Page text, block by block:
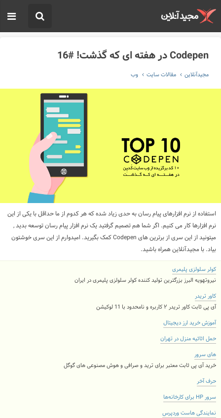
Codepen در هفته ای که گذشت! #16
مجیدآنلاین مقالات سایت وب
استفاده از نرم افزارهای پیام رسان به حدی زیاد شده که هر کدوم از ما حداقل با یکی از این
نرم افزارها کار می کنیم. اگر شما هم تصمیم گرفتید یک نرم افزار پیام رسان توسعه بدید ,
میتونید از این سری از برترین های Codepen کمک بگیرید. امیدوارم از این سری خوشتون
بیاد. با مجیدآنلاین همراه باشید.
کولر سلولزی پلیمری
نیروتهویه البرز بزرگترین تولید کننده کولر سلولزی پلیمری در ایران
کاور تریدر
آی پی ثابت کاور تریدر ۲ کاربره و نامحدود با 11 لوکیشن
آموزش خرید ارز دیجیتال
حمل اثاثیه منزل در تهران
های سرور
خرید آی پی ثابت معتبر برای ترید و صرافی و هوش مصنوعی های گوگل
حرف آخر
سرور HP برای کارخانه‌ها
نمایندگی هاست وردپرس